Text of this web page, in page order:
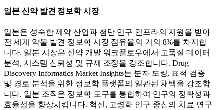
일본 신약 발견 정보학 시장
일본은 성숙한 제약 산업과 첨단 연구 인프라의 지원을 받아
전 세계 약물 발견 정보학 시장 점유율의 거의 8%를 차지합
니다. 일본 시장은 신약 개발 워크플로우에서 고품질 데이터
분석, 시스템 신뢰성 및 규제 조정을 강조합니다. Drug
Discovery Informatics Market Insights는 분자 도킹, 표적 검증
및 경로 분석을 위한 정보학 플랫폼의 일관된 채택을 강조합
니다. 일본 조직은 정보학 도구를 통합하여 연구의 정확성과
효율성을 향상시킵니다. 혁신, 고령화 인구 중심의 치료 연구